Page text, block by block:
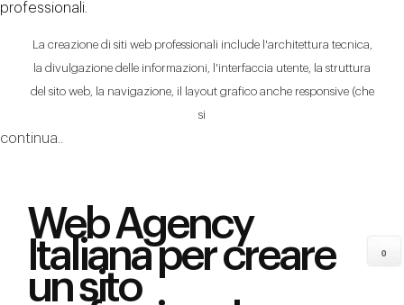
professionali.
La creazione di siti web professionali include l'architettura tecnica,
la divulgazione delle informazioni, l'interfaccia utente, la struttura
del sito web, la navigazione, il layout grafico anche responsive (che
si
continua..
Web Agency
Italiana per creare
un sito
0